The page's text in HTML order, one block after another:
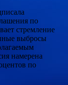
по
стремление
выбросы
намерена
по